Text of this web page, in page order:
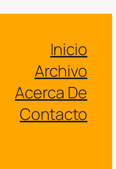
Inicio
Archivo
Acerca De
Contacto